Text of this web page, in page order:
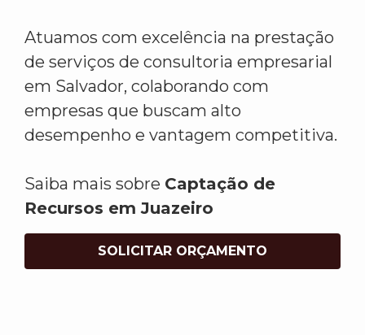
Atuamos com excelência na prestação
de serviços de consultoria empresarial
em Salvador, colaborando com
empresas que buscam alto
desempenho e vantagem competitiva.
Saiba mais sobre Captação de
Recursos em Juazeiro
SOLICITAR ORÇAMENTO